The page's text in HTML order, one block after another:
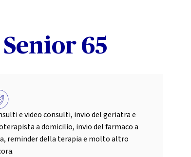
65
e video consulti, invio del geriatra e
a domicilio, invio del farmaco a
reminder della terapia e molto altro